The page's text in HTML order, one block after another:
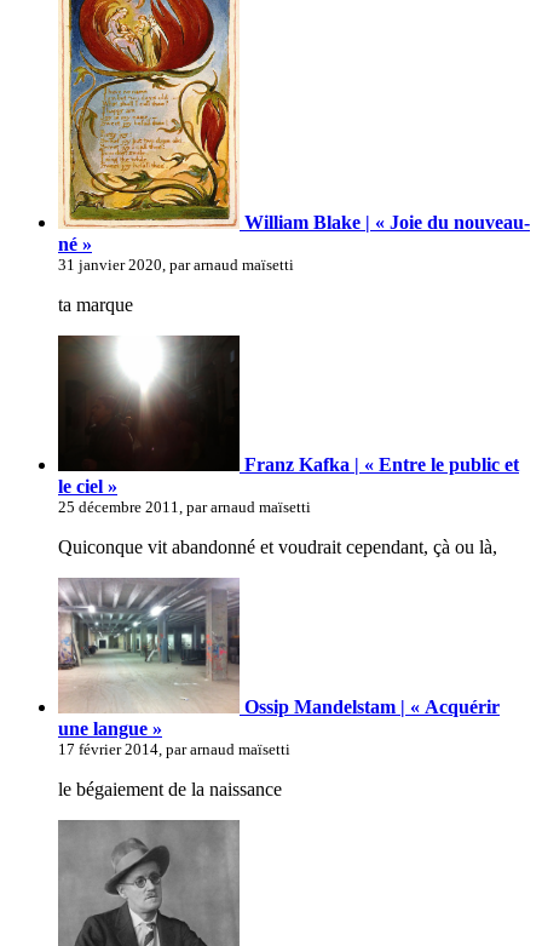
William Blake | « Joie du nouveau-
né »
31 janvier 2020, par arnaud maïsetti
ta marque
Franz Kafka | « Entre le public et
le ciel »
25 décembre 2011, par arnaud maïsetti
Quiconque vit abandonné et voudrait cependant, çà ou là,
Ossip Mandelstam | « Acquérir
une langue »
17 février 2014, par arnaud maïsetti
le bégaiement de la naissance